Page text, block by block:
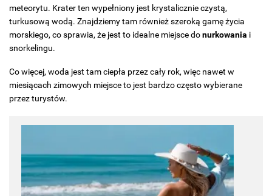
meteorytu. Krater ten wypełniony jest krystalicznie czystą,
turkusową wodą. Znajdziemy tam również szeroką gamę życia
morskiego, co sprawia, że jest to idealne miejsce donurkowania i
snorkelingu.
Co więcej, woda jest tam ciepła przez cały rok, więc nawet w
miesiącach zimowych miejsce to jest bardzo często wybierane
przez turystów.